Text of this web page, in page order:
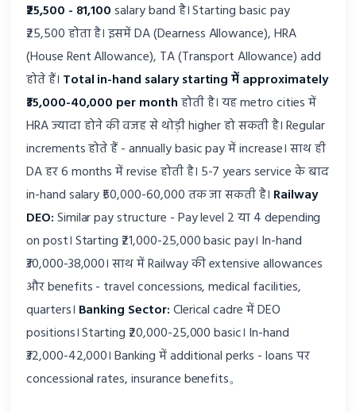
₹25,500 - 81,100salary band है। Starting basic pay
₹25,500 होता है। इसमें DA (Dearness Allowance), HRA
(House Rent Allowance), TA (Transport Allowance) add
होते हैं। Total in-hand salary starting में approximately
₹35,000-40,000 per monthहोती है। यह metro cities में
HRA ज्यादा होने की वजह से थोड़ी higher हो सकती है। Regular
increments होते हैं - annually basic pay में increase। साथ ही
DA हर 6 months में revise होती है। 5-7 years service के बाद
in-hand salary ₹50,000-60,000 तक जा सकती है। Railway
DEO:Similar pay structure - Pay level 2 या 4 depending
on post। Starting ₹21,000-25,000 basic pay। In-hand
₹30,000-38,000। साथ में Railway की extensive allowances
और benefits - travel concessions, medical facilities,
quarters। Banking Sector:Clerical cadre में DEO
positions। Starting ₹20,000-25,000 basic। In-hand
₹32,000-42,000। Banking में additional perks - loans पर
concessional rates, insurance benefits。